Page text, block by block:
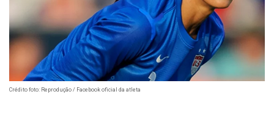
Crédito foto: Reprodução / Facebook oficial da atleta